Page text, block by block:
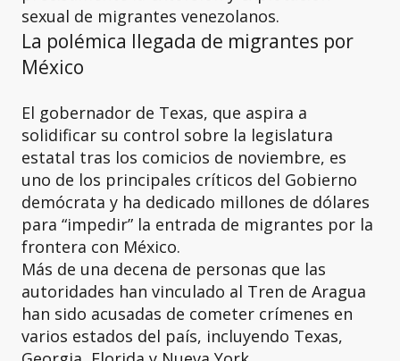
sexual de migrantes venezolanos.
La polémica llegada de migrantes por
México
El gobernador de Texas, que aspira a
solidificar su control sobre la legislatura
estatal tras los comicios de noviembre, es
uno de los principales críticos del Gobierno
demócrata y ha dedicado millones de dólares
para “impedir” la entrada de migrantes por la
frontera con México.
Más de una decena de personas que las
autoridades han vinculado al Tren de Aragua
han sido acusadas de cometer crímenes en
varios estados del país, incluyendo Texas,